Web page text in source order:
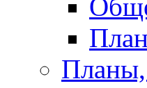
Планы,